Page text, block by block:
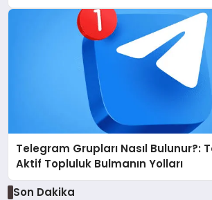
Telegram Grupları Nasıl Bulunur?:
Aktif Topluluk Bulmanın Yolları
Son Dakika